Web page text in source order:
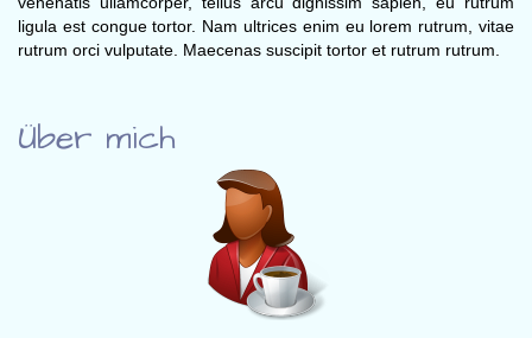
ligula est congue tortor. Nam ultrices enim eu lorem rutrum, vitae
rutrum orci vulputate. Maecenas suscipit tortor et rutrum rutrum.
Über mich